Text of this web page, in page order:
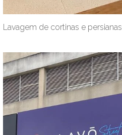
Lavagem de cortinas e persianas